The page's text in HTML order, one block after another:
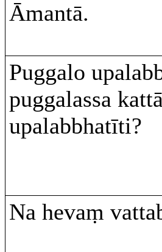
Āmantā.
Puggalo
puggalassa
upalabbhatīti?
Na hevaṃ